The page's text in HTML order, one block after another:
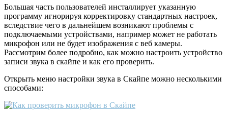
Большая часть пользователей инсталлирует указанную
программу игнорируя корректировку стандартных настроек,
вследствие чего в дальнейшем возникают проблемы с
подключаемыми устройствами, например может не работать
микрофон или не будет изображения с веб камеры.
Рассмотрим более подробно, как можно настроить устройство
записи звука в скайпе и как его проверить.
Открыть меню настройки звука в Скайпе можно несколькими
способами: